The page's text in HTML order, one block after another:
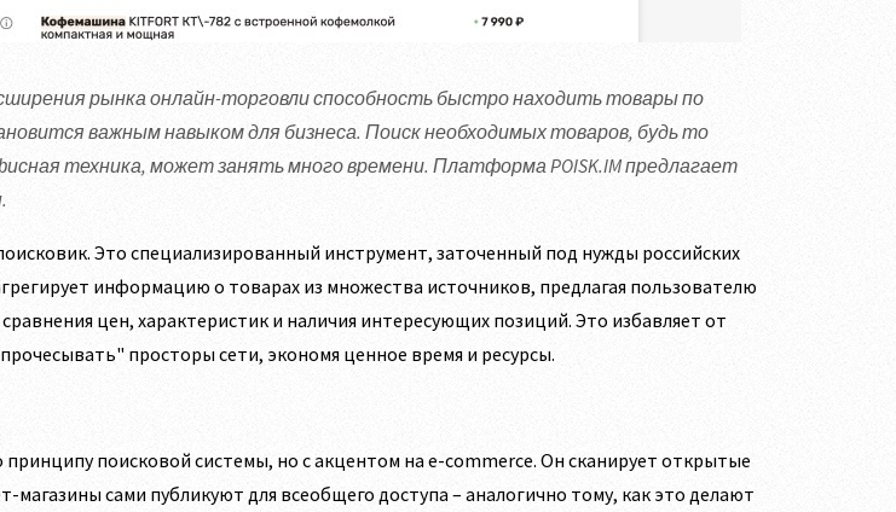
рынка онлайн-торговли способность быстро находить товары по
важным навыком для бизнеса. Поиск необходимых товаров, будь то
техника, может занять много времени. Платформа POISK.IM предлагает
Это специализированный инструмент, заточенный под нужды российских
информацию о товарах из множества источников, предлагая пользователю
цен, характеристик и наличия интересующих позиций. Это избавляет от
просторы сети, экономя ценное время и ресурсы.
поисковой системы, но с акцентом на e-commerce. Он сканирует открытые
сами публикуют для всеобщего доступа – аналогично тому, как это делают